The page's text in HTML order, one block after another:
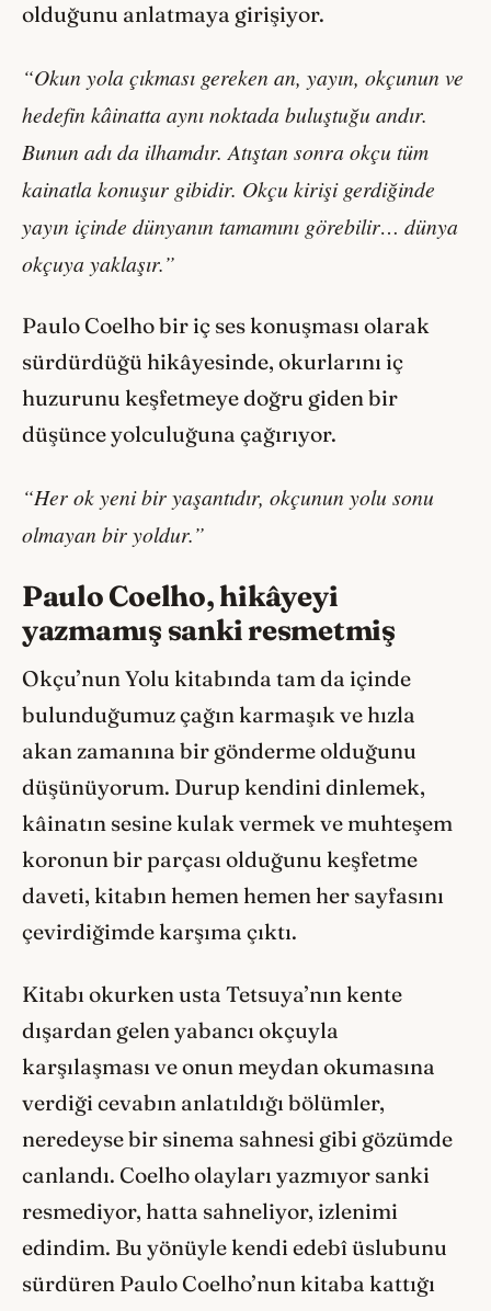
olduğunu anlatmaya girişiyor.
“Okun yola çıkması gereken an, yayın, okçunun ve
hedefin kâinatta aynı noktada buluştuğu andır.
Bunun adı da ilhamdır. Atıştan sonra okçu tüm
kainatla konuşur gibidir. Okçu kirişi gerdiğinde
yayın içinde dünyanın tamamını görebilir… dünya
okçuya yaklaşır.”
Paulo Coelho bir iç ses konuşması olarak
sürdürdüğü hikâyesinde, okurlarını iç
huzurunu keşfetmeye doğru giden bir
düşünce yolculuğuna çağırıyor.
“Her ok yeni bir yaşantıdır, okçunun yolu sonu
olmayan bir yoldur.”
Paulo Coelho, hikâyeyi
yazmamış sanki resmetmiş
Okçu’nun Yolu kitabında tam da içinde
bulunduğumuz çağın karmaşık ve hızla
akan zamanına bir gönderme olduğunu
düşünüyorum. Durup kendini dinlemek,
kâinatın sesine kulak vermek ve muhteşem
koronun bir parçası olduğunu keşfetme
daveti, kitabın hemen hemen her sayfasını
çevirdiğimde karşıma çıktı.
Kitabı okurken usta Tetsuya’nın kente
dışardan gelen yabancı okçuyla
karşılaşması ve onun meydan okumasına
verdiği cevabın anlatıldığı bölümler,
neredeyse bir sinema sahnesi gibi gözümde
canlandı. Coelho olayları yazmıyor sanki
resmediyor, hatta sahneliyor, izlenimi
edindim. Bu yönüyle kendi edebî üslubunu
sürdüren Paulo Coelho’nun kitaba kattığı